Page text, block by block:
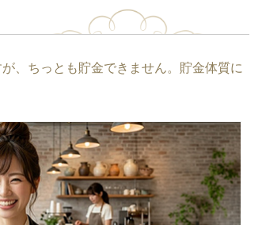
、ちっとも貯金できません。貯金体質に